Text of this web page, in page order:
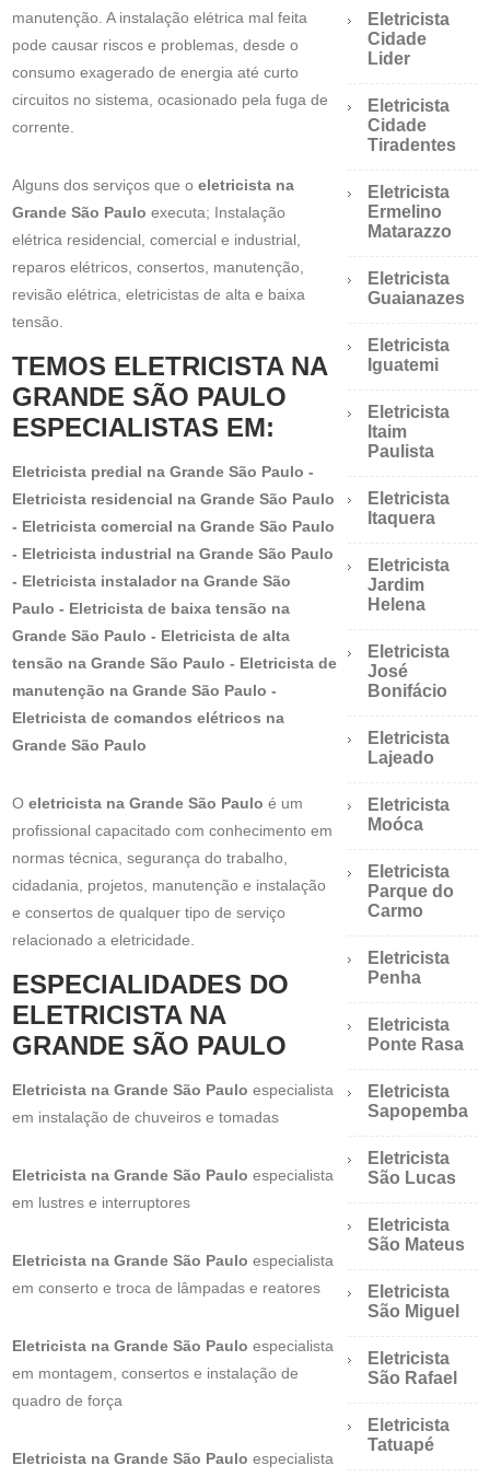
manutenção. A instalação elétrica mal feita
pode causar riscos e problemas, desde o
consumo exagerado de energia até curto
circuitos no sistema, ocasionado pela fuga de
corrente.
Alguns dos serviços que oeletricista na
Grande São Paulo executa; Instalação
elétrica residencial, comercial e industrial,
reparos elétricos, consertos, manutenção,
revisão elétrica, eletricistas de alta e baixa
tensão.
TEMOS ELETRICISTA NA
GRANDE SÃO PAULO
ESPECIALISTAS EM:
Eletricista predial na Grande São Paulo -
Eletricista residencial na Grande São Paulo
- Eletricista comercial na Grande São Paulo
- Eletricista industrial na Grande São Paulo
- Eletricista instalador na Grande São
Paulo - Eletricista de baixa tensão na
Grande São Paulo - Eletricista de alta
tensão na Grande São Paulo - Eletricista de
manutenção na Grande São Paulo -
Eletricista de comandos elétricos na
Grande São Paulo
Oeletricista na Grande São Paulo é um
profissional capacitado com conhecimento em
normas técnica, segurança do trabalho,
cidadania, projetos, manutenção e instalação
e consertos de qualquer tipo de serviço
relacionado a eletricidade.
ESPECIALIDADES DO
ELETRICISTA NA
GRANDE SÃO PAULO
Eletricista na Grande São Paulo especialista
em instalação de chuveiros e tomadas
Eletricista na Grande São Pauloespecialista
em lustres e interruptores
Eletricista na Grande São Pauloespecialista
em conserto e troca de lâmpadas e reatores
Eletricista na Grande São Pauloespecialista
em montagem, consertos e instalação de
quadro de força
Eletricista na Grande São Paulo especialista
Eletricista
Cidade
Lider
Eletricista
Cidade
Tiradentes
Eletricista
Ermelino
Matarazzo
Eletricista
Guaianazes
Eletricista
Iguatemi
Eletricista
Itaim
Paulista
Eletricista
Itaquera
Eletricista
Jardim
Helena
Eletricista
José
Bonifácio
Eletricista
Lajeado
Eletricista
Moóca
Eletricista
Parque do
Carmo
Eletricista
Penha
Eletricista
Ponte Rasa
Eletricista
Sapopemba
Eletricista
São Lucas
Eletricista
São Mateus
Eletricista
São Miguel
Eletricista
São Rafael
Eletricista
Tatuapé